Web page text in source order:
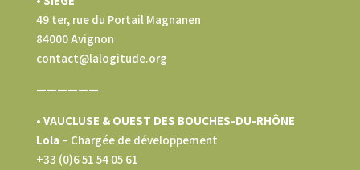
49 ter, rue du Portail Magnanen
84000 Avignon
contact@lalogitude.org
——————
• VAUCLUSE & OUEST DES BOUCHES-DU-RHÔNE
Lola – Chargée de développement
+33 (0)6 51 54 05 61